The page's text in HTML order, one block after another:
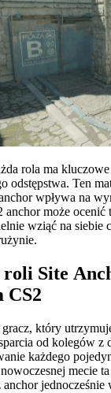
rola ma
odstępstwa. Ten
wpływa na
anchor może
wziąć na siebie
Site
CS2
który
od kolegów z
każdego
mecie
anchor